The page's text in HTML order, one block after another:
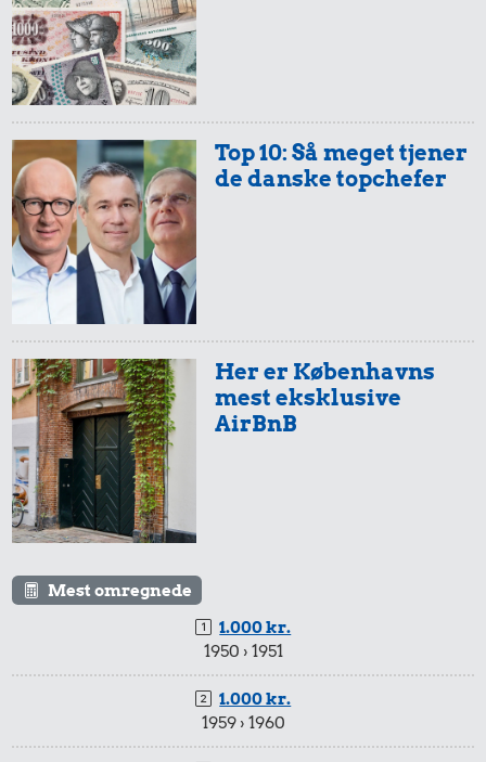
Top 10: Så meget tjener
de danske topchefer
Her er Københavns
mest eksklusive
AirBnB
Mest omregnede
1.000 kr.
1950 › 1951
1.000 kr.
1959 › 1960